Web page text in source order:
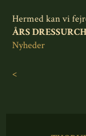
Hermed kan vi
ÅRS
Nyheder
<